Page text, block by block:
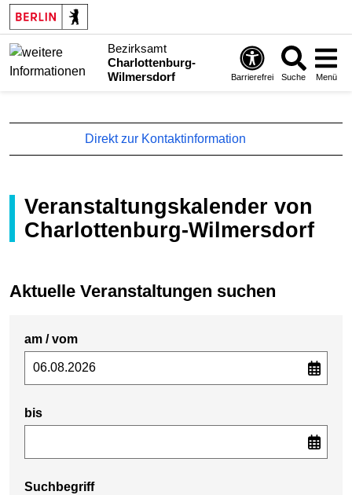
Bezirksamt
Charlottenburg-
Wilmersdorf
Barrierefrei Suche Menü
Direkt zur Kontaktinformation
Veranstaltungskalender von
Charlottenburg-Wilmersdorf
Aktuelle Veranstaltungen suchen
am / vom
bis
Suchbegriff